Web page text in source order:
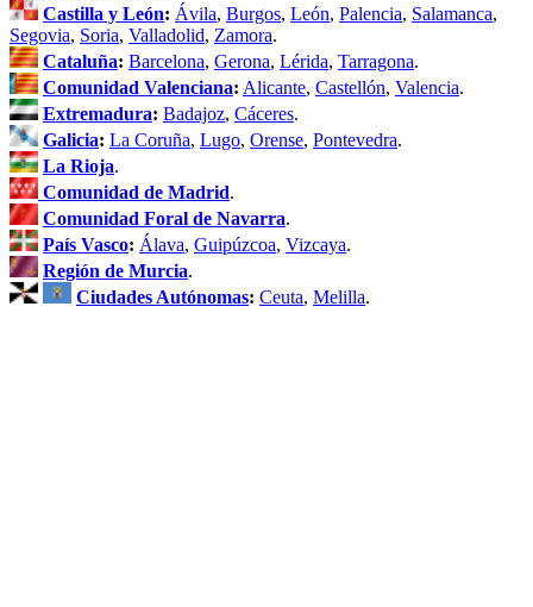
Castilla y León: Ávila, Burgos, León, Palencia, Salamanca,
Segovia, Soria, Valladolid, Zamora.
Cataluña: Barcelona, Gerona, Lérida, Tarragona.
Comunidad Valenciana: Alicante, Castellón, Valencia.
Extremadura: Badajoz, Cáceres.
Galicia: La Coruña, Lugo, Orense, Pontevedra.
La Rioja.
Comunidad de Madrid.
Comunidad Foral de Navarra.
País Vasco: Álava, Guipúzcoa, Vizcaya.
Región de Murcia.
Ciudades Autónomas: Ceuta, Melilla.